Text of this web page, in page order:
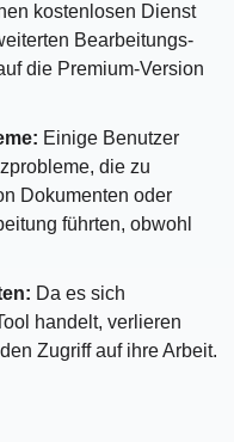
kostenlosen Dienst
Bearbeitungs-
die Premium-Version
Einige Benutzer
die zu
Dokumenten oder
führten, obwohl
Da es sich
handelt, verlieren
Zugriff auf ihre Arbeit.